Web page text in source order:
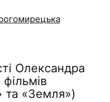
Олександра
та «Земля»)